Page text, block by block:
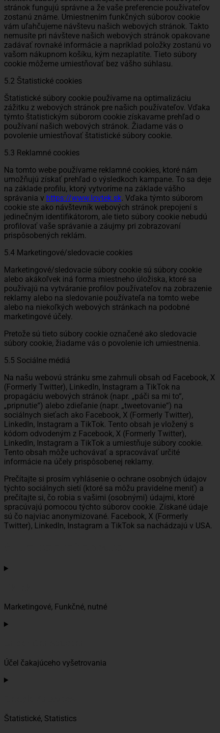
stránok fungujú správne a že vaše preferencie používateľov
zostanú známe. Umiestnením funkčných súborov cookie
vám uľahčujeme návštevu našich webových stránok. Takto
nemusíte pri návšteve našich webových stránok opakovane
zadávať rovnaké informácie a napríklad položky zostanú vo
vašom nákupnom košíku, kým nezaplatíte. Tieto súbory
cookie môžeme umiestňovať bez vášho súhlasu.
5.2 Štatistické cookies
Štatistické súbory cookie používame na optimalizáciu
zážitku z webových stránok pre našich používateľov. Vďaka
týmto štatistickým súborom cookie získavame prehľad o
používaní našich webových stránok. Žiadame vás o
povolenie umiestňovať štatistické súbory cookie.
5.3 Reklamné cookies
Na tomto webe používame reklamné cookies, ktoré nám
umožňujú získať prehľad o výsledkoch kampane. To sa deje
na základe profilu, ktorý vytvoríme na základe vášho
správania v https://www.lovtek.sk. Vďaka týmto súborom
cookie ste ako návštevník webových stránok prepojení s
jedinečným identifikátorom, ale tieto súbory cookie nebudú
profilovať vaše správanie a záujmy pri zobrazovaní
prispôsobených reklám.
5.4 Marketingové/sledovacie cookies
Marketingové/sledovacie súbory cookie sú súbory cookie
alebo akákoľvek iná forma miestneho úložiska, ktoré sa
používajú na vytváranie profilov používateľov na zobrazenie
reklamy alebo na sledovanie používateľa na tomto webe
alebo na niekoľkých webových stránkach na podobné
marketingové účely.
Pretože sú tieto súbory cookie označené ako sledovacie
súbory cookie, žiadame vás o povolenie ich umiestnenia.
5.5 Sociálne médiá
Na našu webovú stránku sme zahrnuli obsah od Facebook, X
(Formerly Twitter), LinkedIn, Instagram a TikTok na
propagáciu webových stránok (napr. „páči sa mi to“,
„pripnutie“) alebo zdieľanie (napr. „tweetovanie“) na
sociálnych sieťach ako Facebook, X (Formerly Twitter),
LinkedIn, Instagram a TikTok. Tento obsah je vložený s
kódom odvodeným z Facebook, X (Formerly Twitter),
LinkedIn, Instagram a TikTok a umiestňuje súbory cookie.
Tento obsah môže uchovávať a spracovávať určité
informácie na účely prispôsobenej reklamy.
Prečítajte si prosím vyhlásenie o ochrane osobných údajov
týchto sociálnych sietí (ktoré sa môžu pravidelne meniť) a
prečítajte si, čo robia s vašimi (osobnými) údajmi, ktoré
spracúvajú pomocou týchto súborov cookie. Získané údaje
sú čo najviac anonymizované. Facebook, X (Formerly
Twitter), LinkedIn, Instagram a TikTok sa nachádzajú v USA.
Marketingové, Funkčné, nutné
Consent
Účel čakajúceho vyšetrovania
Consent
construction
Štatistické, Statistics